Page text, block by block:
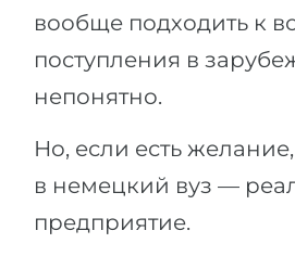
вообще подходить к
поступления в
непонятно.
Но, если есть
в немецкий вуз —
предприятие.